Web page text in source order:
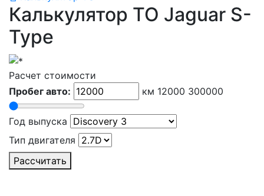
Калькулятор ТО Jaguar S-
Type
Расчет стоимости
Пробег авто:
км 12000 300000
Год выпуска
Тип двигателя
Рассчитать